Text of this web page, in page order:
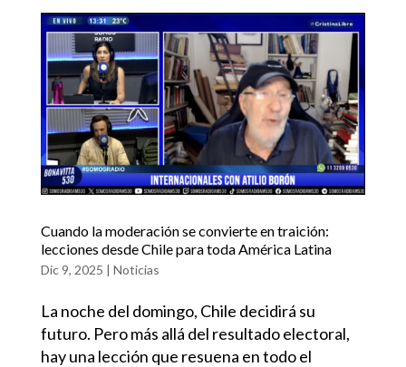
Cuando la moderación se convierte en traición:
lecciones desde Chile para toda América Latina
Dic 9, 2025 | Noticias
La noche del domingo, Chile decidirá su
futuro. Pero más allá del resultado electoral,
hay una lección que resuena en todo el